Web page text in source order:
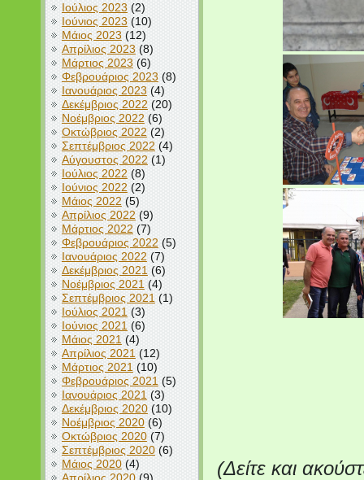
Ιούλιος 2023(2)
Ιούνιος 2023(10)
Μάιος 2023 (12)
Απρίλιος 2023 (8)
Μάρτιος 2023 (6)
Φεβρουάριος 2023(8)
Ιανουάριος 2023 (4)
Δεκέμβριος 2022 (20)
Νοέμβριος 2022 (6)
Οκτώβριος 2022 (2)
Σεπτέμβριος 2022 (4)
Αύγουστος 2022 (1)
Ιούλιος 2022 (8)
Ιούνιος 2022 (2)
Μάιος 2022 (5)
Απρίλιος 2022 (9)
Μάρτιος 2022 (7)
Φεβρουάριος 2022 (5)
Ιανουάριος 2022 (7)
Δεκέμβριος 2021 (6)
Νοέμβριος 2021 (4)
Σεπτέμβριος 2021 (1)
Ιούλιος 2021 (3)
Ιούνιος 2021 (6)
Μάιος 2021 (4)
Απρίλιος 2021 (12)
Μάρτιος 2021 (10)
Φεβρουάριος 2021 (5)
Ιανουάριος 2021 (3)
Δεκέμβριος 2020(10)
Νοέμβριος 2020(6)
Οκτώβριος 2020(7)
Σεπτέμβριος 2020(6)
Μάιος 2020(4)
(Δείτε και